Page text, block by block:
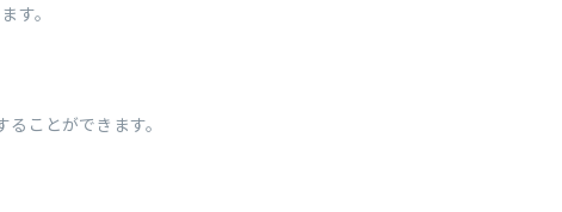
す。
ことができます。